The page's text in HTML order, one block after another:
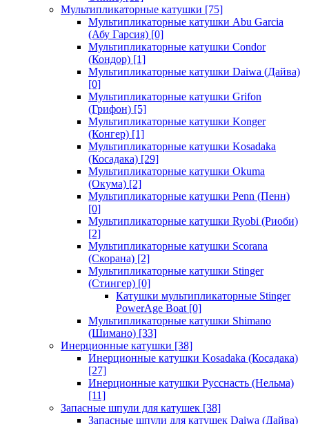
Мультипликаторные катушки [75]
Мультипликаторные катушки Abu Garcia
(Абу Гарсия) [0]
Мультипликаторные катушки Condor
(Кондор) [1]
Мультипликаторные катушки Daiwa (Дайва)
[0]
Мультипликаторные катушки Grifon
(Грифон) [5]
Мультипликаторные катушки Konger
(Конгер) [1]
Мультипликаторные катушки Kosadaka
(Косадака) [29]
Мультипликаторные катушки Okuma
(Окума) [2]
Мультипликаторные катушки Penn (Пенн)
[0]
Мультипликаторные катушки Ryobi (Риоби)
[2]
Мультипликаторные катушки Scorana
(Скорана) [2]
Мультипликаторные катушки Stinger
(Стингер) [0]
Катушки мультипликаторные Stinger
PowerAge Boat [0]
Мультипликаторные катушки Shimano
(Шимано) [33]
Инерционные катушки [38]
Инерционные катушки Kosadaka (Косадака)
[27]
Инерционные катушки Русснасть (Нельма)
[11]
Запасные шпули для катушек [38]
Запасные шпули для катушек Daiwa (Дайва)